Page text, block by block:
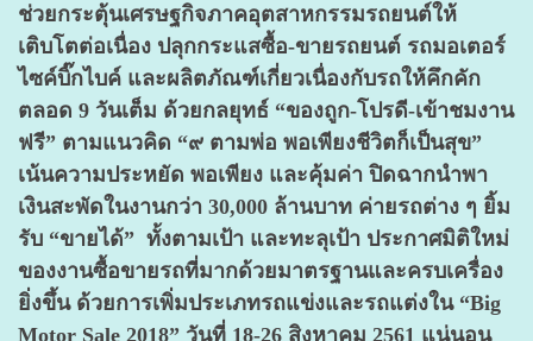
ช่วยกระตุ้นเศรษฐกิจภาคอุตสาหกรรมรถยนต์ให้
เติบโตต่อเนื่อง ปลุกกระแสซื้อ-ขายรถยนต์ รถมอเตอร์
ไซค์บิ๊กไบค์ และผลิตภัณฑ์เกี่ยวเนื่องกับรถให้คึกคัก
ตลอด 9 วันเต็ม ด้วยกลยุทธ์ “ของถูก-โปรดี-เข้าชมงาน
ฟรี” ตามแนวคิด “๙ ตามพ่อ พอเพียงชีวิตก็เป็นสุข”
เน้นความประหยัด พอเพียง และคุ้มค่า ปิดฉากนำพา
เงินสะพัดในงานกว่า 30,000 ล้านบาท ค่ายรถต่าง ๆ ยิ้ม
รับ “ขายได้” ทั้งตามเป้า และทะลุเป้า ประกาศมิติใหม่
ของงานซื้อขายรถที่มากด้วยมาตรฐานและครบเครื่อง
ยิ่งขึ้น ด้วยการเพิ่มประเภทรถแข่งและรถแต่งใน “Big
Motor Sale 2018” วันที่ 18-26 สิงหาคม 2561 แน่นอน